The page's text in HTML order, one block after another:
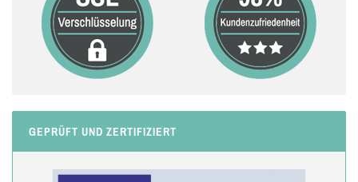
GEPRÜFT UND ZERTIFIZIERT